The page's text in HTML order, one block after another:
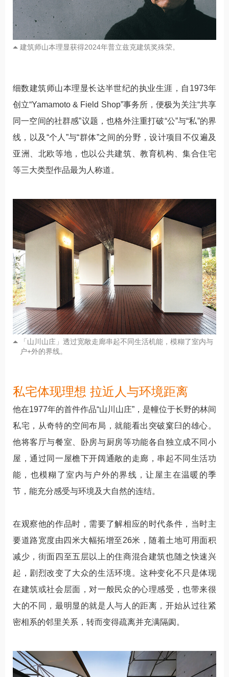
建筑师山本理显获得2024年普立兹克建筑奖殊荣。
细数建筑师山本理显长达半世纪的执业生涯，自1973年
创立“Yamamoto & Field Shop”事务所，便极为关注“共享
同一空间的社群感”议题，也格外注重打破“公”与“私”的界
线，以及“个人”与“群体”之间的分野，设计项目不仅遍及
亚洲、北欧等地，也以公共建筑、教育机构、集合住宅
等三大类型作品最为人称道。
「山川山庄」透过宽敞走廊串起不同生活机能，模糊了室内与
户+外的界线。
私宅体现理想 拉近人与环境距离
他在1977年的首件作品“山川山庄”，是幢位于长野的林间
私宅，从奇特的空间布局，就能看出突破窠臼的雄心。
他将客厅与餐室、卧房与厨房等功能各自独立成不同小
屋，通过同一屋檐下开阔通敞的走廊，串起不同生活功
能，也模糊了室内与户外的界线，让屋主在温暖的季
节，能充分感受与环境及大自然的连结。
在观察他的作品时，需要了解相应的时代条件，当时主
要道路宽度由四米大幅拓增至26米，随着土地可用面积
减少，街面四至五层以上的住商混合建筑也随之快速兴
起，剧烈改变了大众的生活环境。这种变化不只是体现
在建筑或社会层面，对一般民众的心理感受，也带来很
大的不同，最明显的就是人与人的距离，开始从过往紧
密相系的邻里关系，转而变得疏离并充满隔阂。